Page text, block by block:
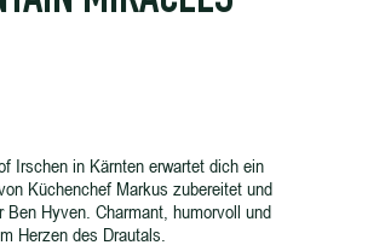
Irschen in Kärnten erwartet dich ein
Küchenchef Markus zubereitet und
Hyven. Charmant, humorvoll und
Herzen des Drautals.